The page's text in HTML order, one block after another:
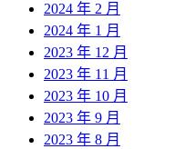
2024 年 2 月
2024 年 1 月
2023 年 12 月
2023 年 11 月
2023 年 10 月
2023 年 9 月
2023 年 8 月